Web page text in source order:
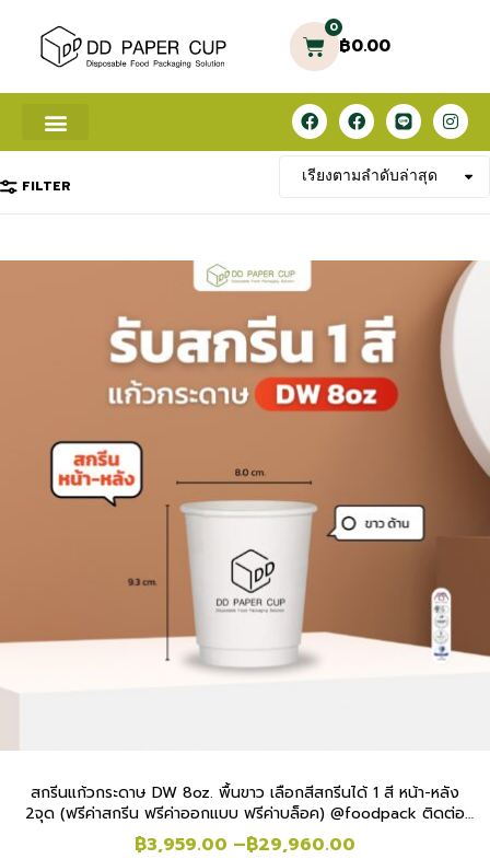
฿0.00
0
FILTER
สกรีนแก้วกระดาษ DW 8oz. พื้นขาว เลือกสีสกรีนได้ 1 สี หน้า-หลัง
2จุด (ฟรีค่าสกรีน ฟรีค่าออกแบบ ฟรีค่าบล็อค) @foodpack ติดต่อ
แบ๋ม
฿3,959.00 –฿29,960.00